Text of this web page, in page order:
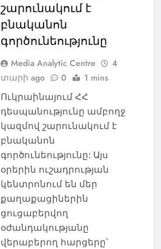
շարունակում է
բնականոն
գործունեությունը
Media Analytic Centre
4
տարի ago
0 1 mins
Ուկրաինայում ՀՀ
դեսպանությունը ամբողջ
կազմով շարունակում է
բնականոն
գործունեությունը: Այս
օրերին ուշադրության
կենտրոնում են մեր
քաղաքացիներին
ցուցաբերվող
օժանդակությանը
վերաբերող հարցերը՝